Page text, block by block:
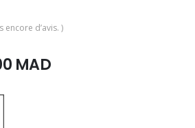
encore d’avis. )
MADLe